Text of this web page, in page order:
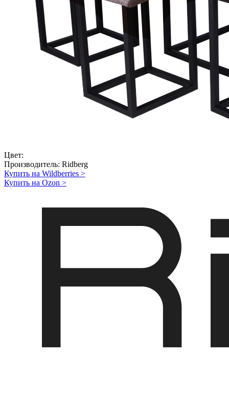
Цвет:
Производитель: Ridberg
Купить на Wildberries >
Купить на Ozon >